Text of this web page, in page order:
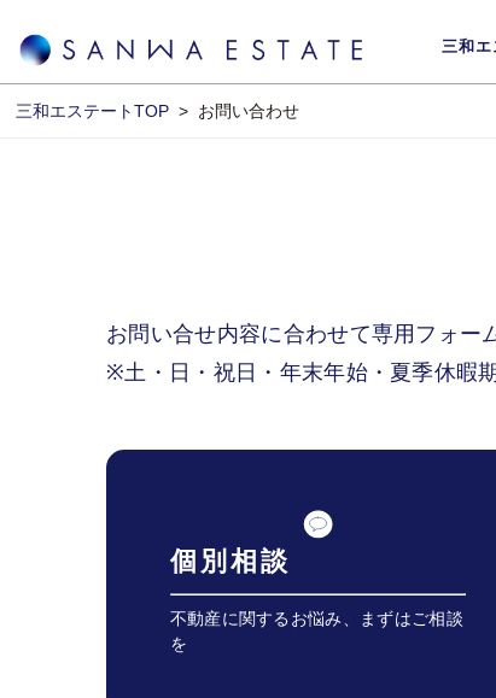
三和エ
三和エステートTOP > お問い合わせ
お問い合せ内容に合わせて専用フォー
※土・日・祝日・年末年始・夏季休暇
個別相談
不動産に関するお悩み、まずはご相談
を